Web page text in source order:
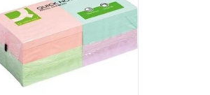
TOEVOEGEN AAN
WINKELWAGEN